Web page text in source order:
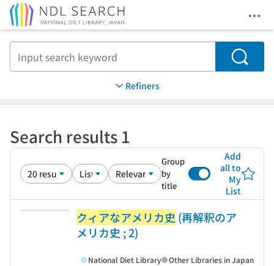
Search
Refiners
Search results 1
Group
by
title
Add
all to
My
List
クィアなアメリカ史 (再解釈のア
メリカ史 ; 2)
National Diet Library Other Libraries in Japan